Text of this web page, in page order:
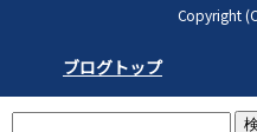
Copyright
ブログトップ